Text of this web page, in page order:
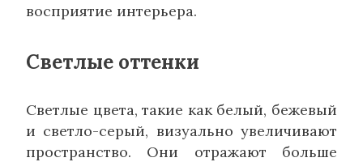
восприятие интерьера.
Светлые оттенки
Светлые цвета, такие как белый, бежевый
и светло-серый, визуально увеличивают
пространство. Они отражают больше